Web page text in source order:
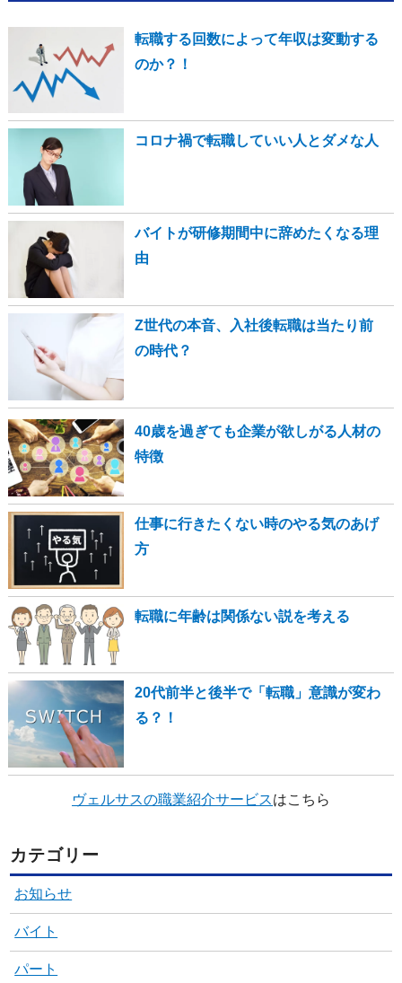
転職する回数によって年収は変動する
のか？！
コロナ禍で転職していい人とダメな人
バイトが研修期間中に辞めたくなる理
由
Z世代の本音、入社後転職は当たり前
の時代？
40歳を過ぎても企業が欲しがる人材の
特徴
仕事に行きたくない時のやる気のあげ
方
転職に年齢は関係ない説を考える
20代前半と後半で「転職」意識が変わ
る？！
ヴェルサスの職業紹介サービスはこちら
カテゴリー
お知らせ
バイト
パート